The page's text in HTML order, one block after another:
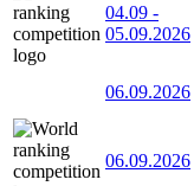
04.09 -
05.09.2026
06.09.2026
06.09.2026